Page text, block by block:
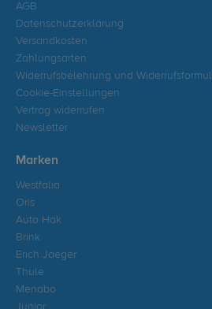
AGB
Datenschutzerklärung
Versandkosten
Zahlungsarten
Widerrufsbelehrung und
Cookie-Einstellungen
Vertrag widerrufen
Newsletter
Marken
Westfalia
Oris
Auto Hak
Brink
Erich Jaeger
Thule
Menabo
Junior